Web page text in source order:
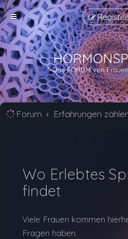
Forum Erfahrungen
Wo Erlebtes
findet
Viele Frauen kommen
Fragen haben.